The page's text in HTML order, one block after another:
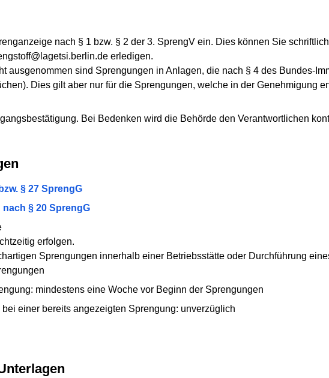
nach § 1 bzw. § 2 der 3. SprengV ein. Dies können Sie
erledigen.
ausgenommen sind Sprengungen in Anlagen, die nach § 4 des Bundes-
Dies gilt aber nur für die Sprengungen, welche in der Genehmigung
Bei Bedenken wird die Behörde den Verantwortlichen
§ 27 SprengG
§ 20 SprengG
erfolgen.
Sprengungen innerhalb einer Betriebsstätte oder Durchführung
mindestens eine Woche vor Beginn der Sprengungen
einer bereits angezeigten Sprengung: unverzüglich